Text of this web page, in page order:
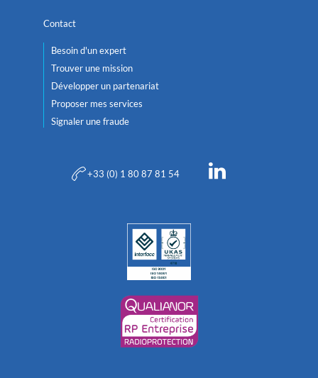
Contact
Besoin d'un expert
Trouver une mission
Développer un partenariat
Proposer mes services
Signaler une fraude
+33 (0) 1 80 87 81 54